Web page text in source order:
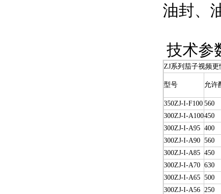
油封
技术参
ZJ系列茄子视频
型号 允许
350ZJ-I-F100 560
300ZJ-I-A100450
300ZJ-I-A95 400
300ZJ-I-A90 560
300ZJ-I-A85 450
300ZJ-I-A70 630
300ZJ-I-A65 500
300ZJ-I-A56 250